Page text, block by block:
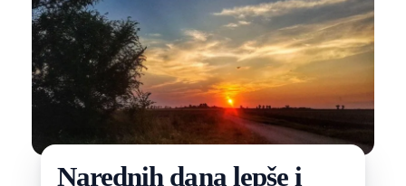
Narednih dana lepše i